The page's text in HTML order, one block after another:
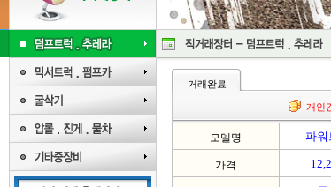
거래완료
개인
모델명 파워
가격